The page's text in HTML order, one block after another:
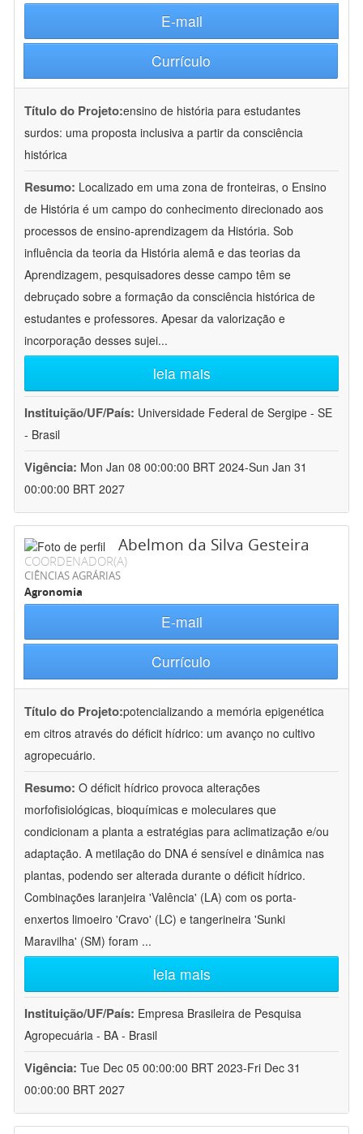
E-mail
Currículo
Título do Projeto:ensino de história para estudantes
surdos: uma proposta inclusiva a partir da consciência
histórica
Resumo: Localizado em uma zona de fronteiras, o Ensino
de História é um campo do conhecimento direcionado aos
processos de ensino-aprendizagem da História. Sob
influência da teoria da História alemã e das teorias da
Aprendizagem, pesquisadores desse campo têm se
debruçado sobre a formação da consciência histórica de
estudantes e professores. Apesar da valorização e
incorporação desses sujei...
leia mais
Instituição/UF/País: Universidade Federal de Sergipe - SE
- Brasil
Vigência: Mon Jan 08 00:00:00 BRT 2024-Sun Jan 31
00:00:00 BRT 2027
Abelmon da Silva Gesteira
COORDENADOR(A)
CIÊNCIAS AGRÁRIAS
Agronomia
E-mail
Currículo
Título do Projeto:potencializando a memória epigenética
em citros através do déficit hídrico: um avanço no cultivo
agropecuário.
Resumo: O déficit hídrico provoca alterações
morfofisiológicas, bioquímicas e moleculares que
condicionam a planta a estratégias para aclimatização e/ou
adaptação. A metilação do DNA é sensível e dinâmica nas
plantas, podendo ser alterada durante o déficit hídrico.
Combinações laranjeira 'Valência' (LA) com os porta-
enxertos limoeiro 'Cravo' (LC) e tangerineira 'Sunki
Maravilha' (SM) foram ...
leia mais
Instituição/UF/País: Empresa Brasileira de Pesquisa
Agropecuária - BA - Brasil
Vigência: Tue Dec 05 00:00:00 BRT 2023-Fri Dec 31
00:00:00 BRT 2027